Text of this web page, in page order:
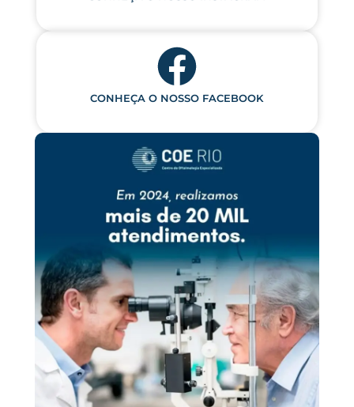
CONHEÇA O NOSSO FACEBOOK